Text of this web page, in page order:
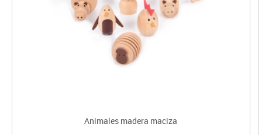
Animales madera maciza